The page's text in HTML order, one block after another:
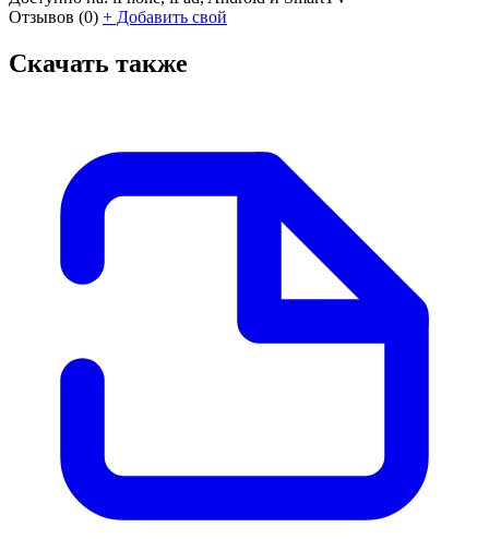
Отзывов (0) + Добавить свой
Скачать также